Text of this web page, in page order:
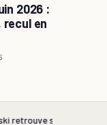
2026 :
recul en
fétiche07/08